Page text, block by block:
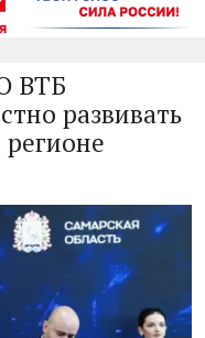
ВТБ
развивать